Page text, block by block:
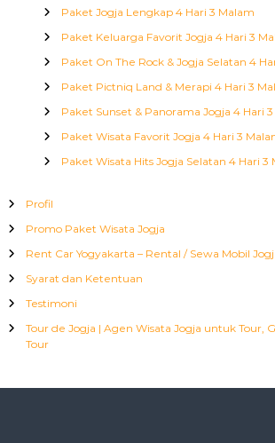
Paket Jogja Lengkap 4 Hari 3 Malam
Paket Keluarga Favorit Jogja 4 Hari 3
Paket On The Rock & Jogja Selatan 4
Paket Pictniq Land & Merapi 4 Hari 3
Paket Sunset & Panorama Jogja 4 Hari
Paket Wisata Favorit Jogja 4 Hari 3
Paket Wisata Hits Jogja Selatan 4 Hari 3
Profil
Promo Paket Wisata Jogja
Rent Car Yogyakarta – Rental / Sewa Mobil
Syarat dan Ketentuan
Testimoni
Tour de Jogja | Agen Wisata Jogja untuk Tour,
Tour